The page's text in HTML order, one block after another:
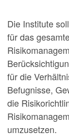
Die Institute
für das
für die
Befugnisse,
die
umzusetzen.